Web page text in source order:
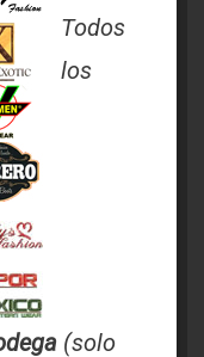
Todos
los
(solo